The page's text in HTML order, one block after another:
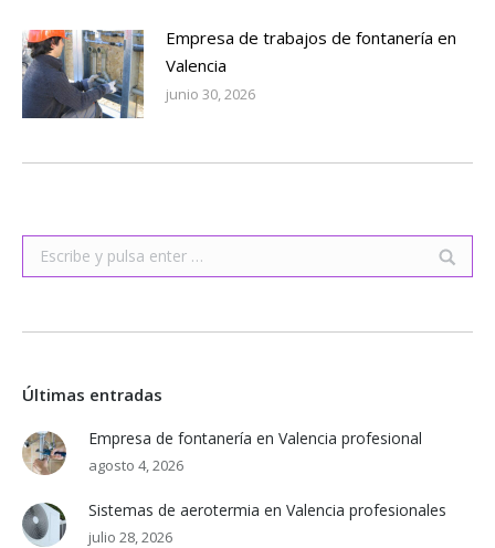
Empresa de trabajos de fontanería en
Valencia
junio 30, 2026
Buscar:
Últimas entradas
Empresa de fontanería en Valencia profesional
agosto 4, 2026
Sistemas de aerotermia en Valencia profesionales
julio 28, 2026